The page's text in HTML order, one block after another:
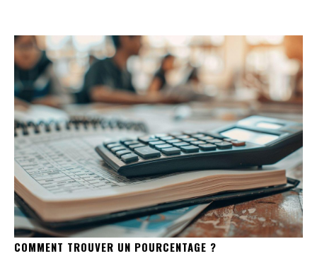
COMMENT TROUVER UN POURCENTAGE ?